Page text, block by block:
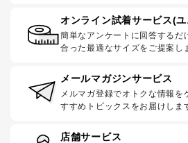
オンライン試着サービス(
簡単なアンケートに回答するだ
合った最適なサイズをご提案し
メールマガジンサービス
メルマガ登録でオトクな情報を
すすめトピックスをお届けしま
店舗サービス